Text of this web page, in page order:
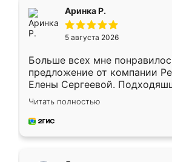
Аринка Р.
5 августа 2026
Больше всех мне
предложение от компании
Елены Сергеевой.
короткие сроки
для замера сотрудник
предложил по моему эскизу
Читать полностью